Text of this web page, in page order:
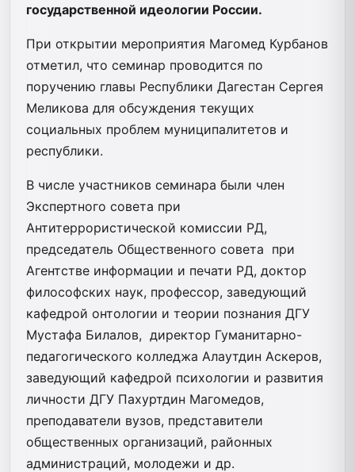
государственной идеологии России.
При открытии мероприятия Магомед Курбанов
отметил, что семинар проводится по
поручению главы Республики Дагестан Сергея
Меликова для обсуждения текущих
социальных проблем муниципалитетов и
республики.
В числе участников семинара были член
Экспертного совета при
Антитеррористической комиссии РД,
председатель Общественного совета при
Агентстве информации и печати РД, доктор
философских наук, профессор, заведующий
кафедрой онтологии и теории познания ДГУ
Мустафа Билалов, директор Гуманитарно-
педагогического колледжа Алаутдин Аскеров,
заведующий кафедрой психологии и развития
личности ДГУ Пахуртдин Магомедов,
преподаватели вузов, представители
общественных организаций, районных
администраций, молодежи и др.